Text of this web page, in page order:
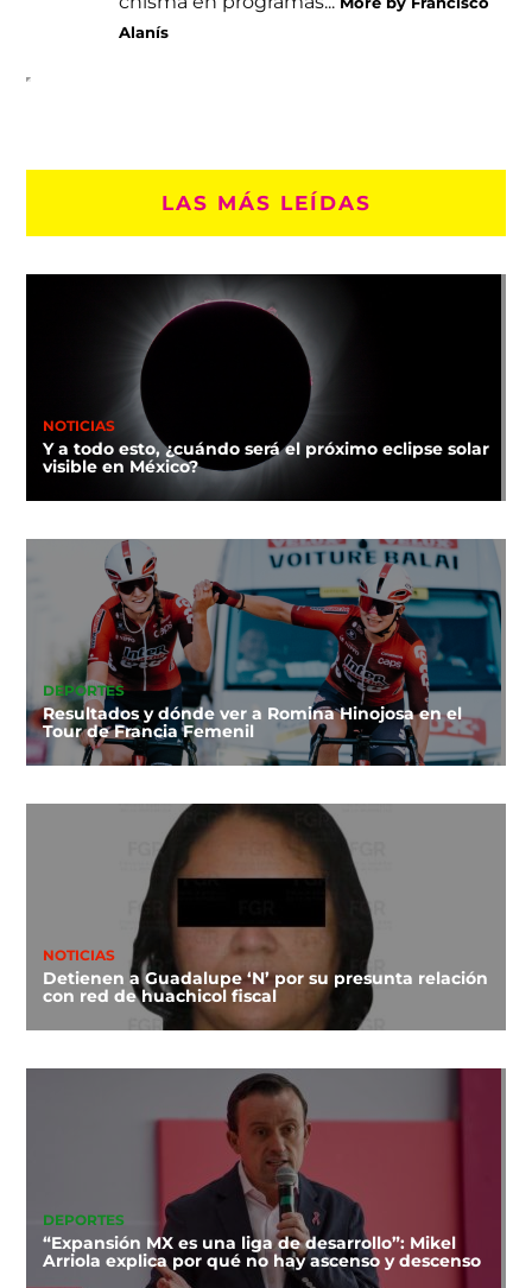
Alanís
LAS MÁS LEÍDAS
NOTICIAS
Y a todo esto, ¿cuándo será el próximo eclipse solar
visible en México?
DEPORTES
Resultados y dónde ver a Romina Hinojosa en el
Tour de Francia Femenil
NOTICIAS
Detienen a Guadalupe ‘N’ por su presunta relación
con red de huachicol fiscal
DEPORTES
“Expansión MX es una liga de desarrollo”: Mikel
Arriola explica por qué no hay ascenso y descenso